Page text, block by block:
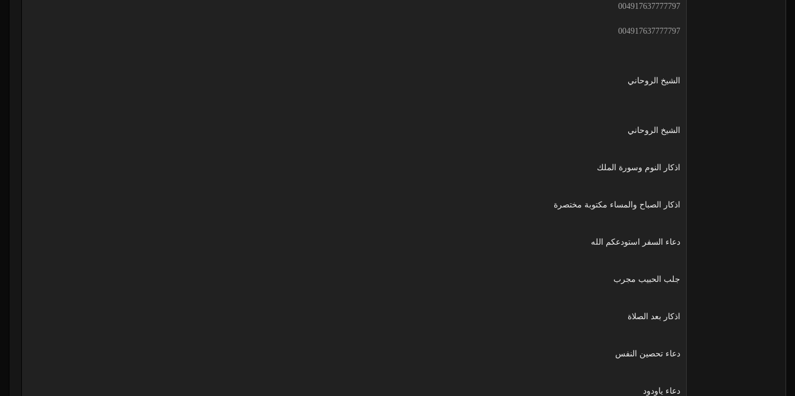
004917637777797
004917637777797
الشيخ الروحاني
الشيخ الروحاني
اذكار النوم وسورة الملك
اذكار الصباح والمساء مكتوبة مختصرة
دعاء السفر استودعكم الله
جلب الحبيب مجرب
اذكار بعد الصلاة
دعاء تحصين النفس
دعاء ياودود